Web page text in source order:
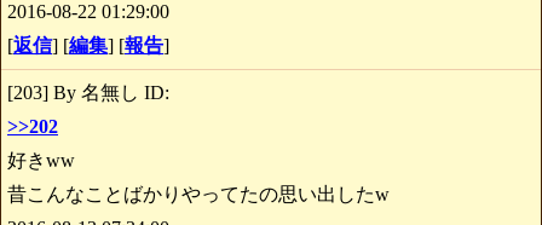
2016-08-22 01:29:00
[返信] [編集] [報告]
[203] By 名無し ID:
>>202
好きww
昔こんなことばかりやってたの思い出したw